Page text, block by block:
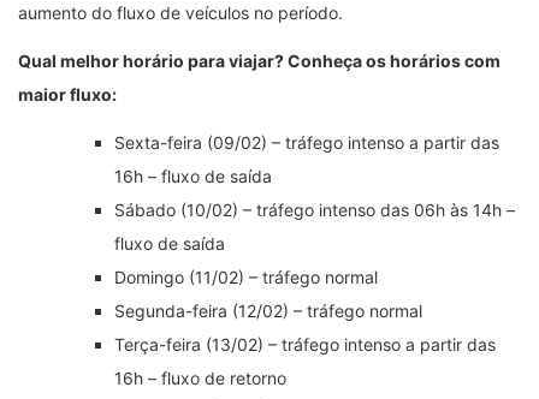
aumento do fluxo de veículos no período.
Qual melhor horário para viajar? Conheça os horários com
maior fluxo:
Sexta-feira (09/02) – tráfego intenso a partir das
16h – fluxo de saída
Sábado (10/02) – tráfego intenso das 06h às 14h –
fluxo de saída
Domingo (11/02) – tráfego normal
Segunda-feira (12/02) – tráfego normal
Terça-feira (13/02) – tráfego intenso a partir das
16h – fluxo de retorno